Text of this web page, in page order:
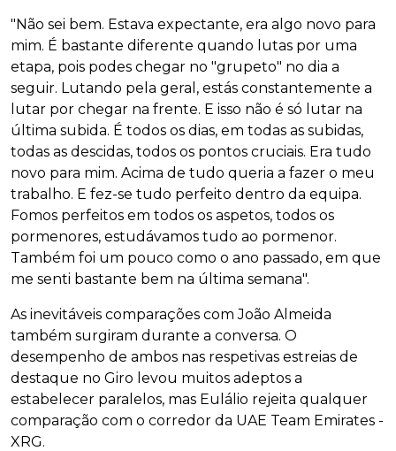
"Não sei bem. Estava expectante, era algo novo para
mim. É bastante diferente quando lutas por uma
etapa, pois podes chegar no "grupeto" no dia a
seguir. Lutando pela geral, estás constantemente a
lutar por chegar na frente. E isso não é só lutar na
última subida. É todos os dias, em todas as subidas,
todas as descidas, todos os pontos cruciais. Era tudo
novo para mim. Acima de tudo queria a fazer o meu
trabalho. E fez-se tudo perfeito dentro da equipa.
Fomos perfeitos em todos os aspetos, todos os
pormenores, estudávamos tudo ao pormenor.
Também foi um pouco como o ano passado, em que
me senti bastante bem na última semana".
As inevitáveis comparações com João Almeida
também surgiram durante a conversa. O
desempenho de ambos nas respetivas estreias de
destaque no Giro levou muitos adeptos a
estabelecer paralelos, mas Eulálio rejeita qualquer
comparação com o corredor da UAE Team Emirates -
XRG.